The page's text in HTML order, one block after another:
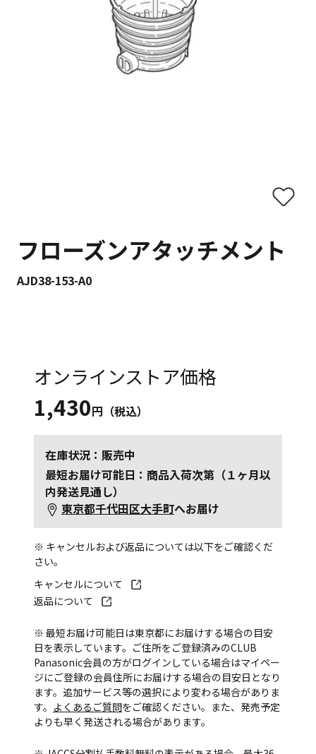
フローズンアタッチメント
AJD38-153-A0
オンラインストア価格
1,430円（税込）
在庫状況：販売中
最短お届け可能日：商品入荷次第（１ヶ月以
内発送見通し）
東京都千代田区大手町へお届け
※ キャンセルおよび返品については以下をご確認くだ
さい。
キャンセルについて
返品について
※ 最短お届け可能日は東京都にお届けする場合の目安
日を表示しています。ご住所をご登録済みのCLUB
Panasonic会員の方がログインしている場合はマイペー
ジにご登録の会員住所にお届けする場合の目安日となり
ます。追加サービス等の選択により変わる場合がありま
す。 よくあるご質問をご確認ください。また、発売予定
よりも早く発送される場合があります。